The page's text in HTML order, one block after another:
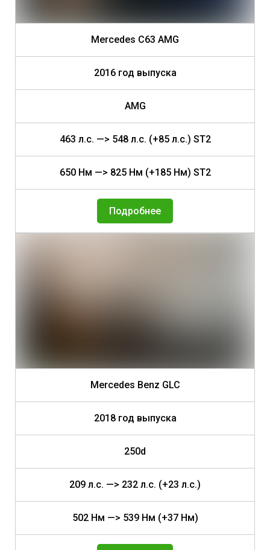
Mercedes C63 AMG
2016 год выпуска
AMG
463 л.с. —> 548 л.с. (+85 л.с.) ST2
650 Нм —> 825 Нм (+185 Нм) ST2
Подробнее
Mercedes Benz GLC
2018 год выпуска
250d
209 л.с. —> 232 л.с. (+23 л.с.)
502 Нм —> 539 Нм (+37 Нм)